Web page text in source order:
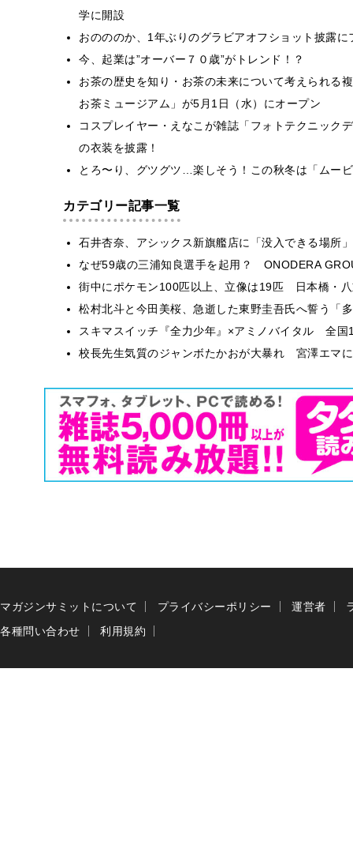
学に開設
おのののか、1年ぶりのグラビアオフショット披露に
今、起業は”オーバー７０歳”がトレンド！？
お茶の歴史を知り・お茶の未来について考えられる
お茶ミュージアム」が5月1日（水）にオープン
コスプレイヤー・えなこが雑誌「フォトテクニック
の衣装を披露！
とろ〜り、グツグツ…楽しそう！この秋冬は「ムー
カテゴリー記事一覧
石井杏奈、アシックス新旗艦店に「没入できる場所
なぜ59歳の三浦知良選手を起用？ ONODERA
街中にポケモン100匹以上、立像は19匹 日本橋・
松村北斗と今田美桜、急逝した東野圭吾氏へ誓う「
スキマスイッチ『全力少年』×アミノバイタル 全国
校長先生気質のジャンボたかおが大暴れ 宮澤エマ
マガジンサミットについて プライバシーポリシー 運営者
各種問い合わせ
利用規約